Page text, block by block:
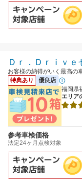
Ｄｒ．Ｄｒｉｖｅ
お客様の納得がいく最高の
特典あり
優良店
福岡県
エリア
参考車検価格
法定24ヶ月点検対象